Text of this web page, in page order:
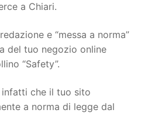
a Chiari.
e “messa a norma”
del tuo negozio online
“Safety”.
infatti che il tuo sito
a norma di legge dal